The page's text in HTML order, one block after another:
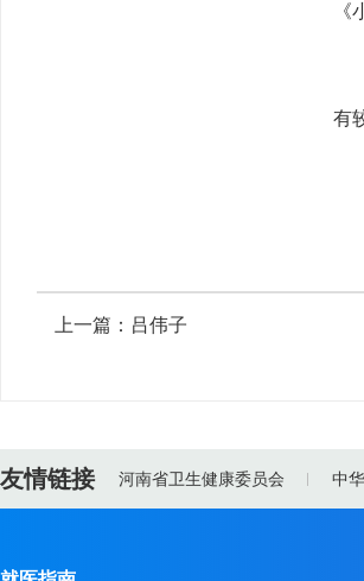
有
上一篇： 吕伟子
友情链接 河南省卫生健康委员会 中